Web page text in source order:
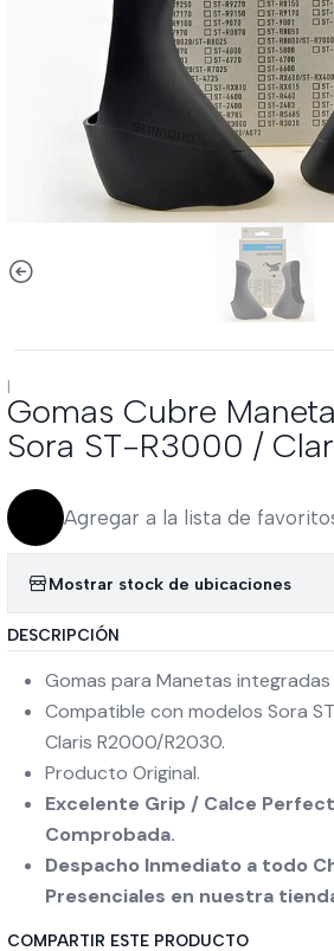
|
Gomas Cubre
Sora ST-R3000 /
Agregar a la lista de
Mostrar stock de ubicaciones
DESCRIPCIÓN
Gomas para Manetas integradas
Compatible con modelos Sora
Claris R2000/R2030.
Producto Original.
Excelente Grip / Calce
Comprobada.
Despacho Inmediato a todo
Presenciales en nuestra
COMPARTIR ESTE PRODUCTO